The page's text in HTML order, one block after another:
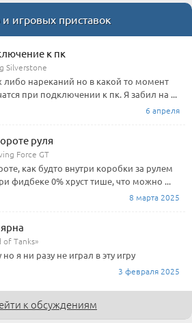
игровых приставок
к пк
Silverstone
либо нареканий но в какой то момент
при подключении к пк. Я забил на ...
6 апреля
руля
Force GT
как будто внутри коробки за рулем
фидбеке 0% хруст тише, что можно ...
8 марта 2025
of Tanks»
я ни разу не играл в эту игру
3 февраля 2025
к обсуждениям